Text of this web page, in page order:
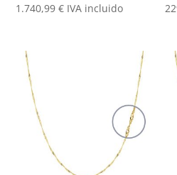
1.740,99€ IVA incluido